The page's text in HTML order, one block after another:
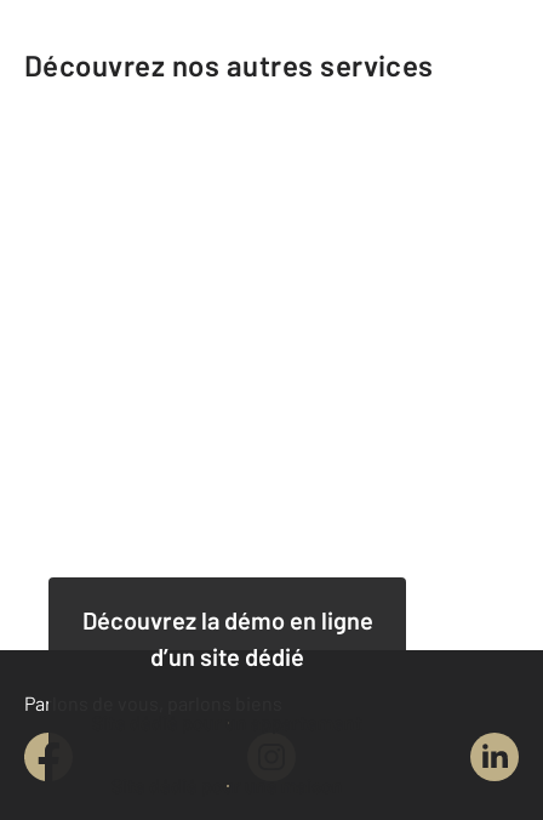
Découvrez nos autres services
Découvrez la démo en ligne
d’un site dédié
Site dédié pour un appartement
Site dédié pour une maison
Parlons de vous, parlons biens